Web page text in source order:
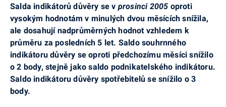
Salda indikátorů důvěry se v prosinci 2005 oproti
vysokým hodnotám v minulých dvou měsících snížila,
ale dosahují nadprůměrných hodnot vzhledem k
průměru za posledních 5 let. Saldo souhrnného
indikátoru důvěry se oproti předchozímu měsíci snížilo
o 2 body, stejně jako saldo podnikatelského indikátoru.
Saldo indikátoru důvěry spotřebitelů se snížilo o 3
body.